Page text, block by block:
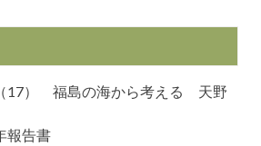
17） 福島の海から考える 天野
報告書